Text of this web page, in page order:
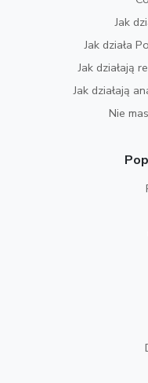
Jak
Jak działa
Jak działają
Jak działają
Nie